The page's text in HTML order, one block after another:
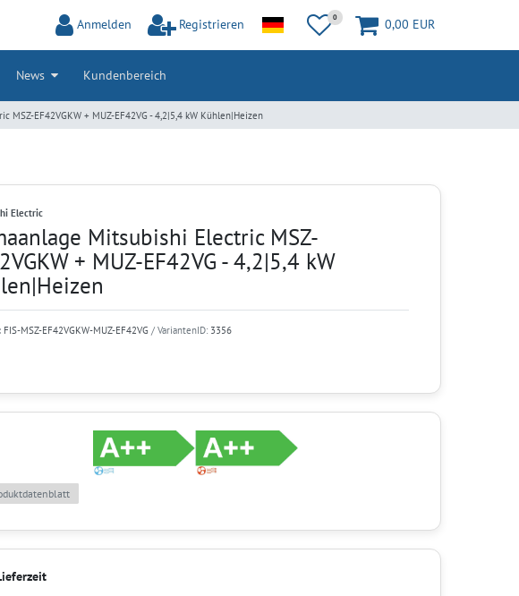
Anmelden Registrieren 0 0,00 EUR
News Kundenbereich
MSZ-EF42VGKW + MUZ-EF42VG - 4,2|5,4 kW Kühlen|Heizen
Electric
Mitsubishi Electric MSZ-
+ MUZ-EF42VG - 4,2|5,4 kW
FIS-MSZ-EF42VGKW-MUZ-EF42VG / VariantenID: 3356